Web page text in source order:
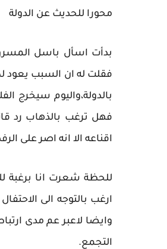
محورا للحديث عن الدولة
بدأت اسأل باسل
فقلت له ان السبب يعود
بالدولة،واليوم سيخرج
فهل ترغب بالذهاب رد
اقناعه الا انه اصر على
للحظة شعرت انا برغبة
ارغب بالتوجه الى
وايضا لاعبر عم مدى
التجمع.